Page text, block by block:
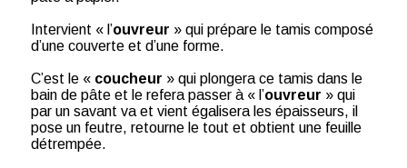
Intervient « l’ouvreur » qui prépare le tamis composé
d’une couverte et d’une forme.
C’est le « coucheur » qui plongera ce tamis dans le
bain de pâte et le refera passer à « l’ouvreur » qui
par un savant va et vient égalisera les épaisseurs, il
pose un feutre, retourne le tout et obtient une feuille
détrempée.